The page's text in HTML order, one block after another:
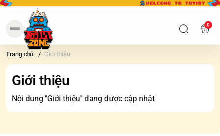
0
Trang chủ / Giới thiệu
Giới thiệu
Nội dung "Giới thiệu" đang được cập nhật